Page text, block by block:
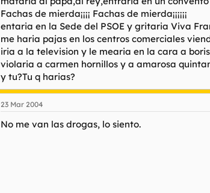
Fachas de mierda¡¡¡¡ Fachas de mierda¡¡¡¡¡¡
entaria en la Sede del PSOE y gritaria Viva
me haria pajas en los centros comerciales
iria a la television y le mearia en la cara a
violaria a carmen hornillos y a amarosa
y tu?Tu q harias?
23 Mar 2004
No me van las drogas, lo siento.